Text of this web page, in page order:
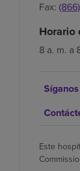
Fax:
Horario
8 a. m. a
Este